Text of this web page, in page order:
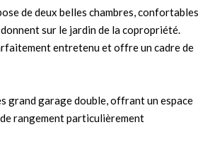
de deux belles chambres, confortables
sur le jardin de la copropriété.
entretenu et offre un cadre de
grand garage double, offrant un espace
rangement particulièrement